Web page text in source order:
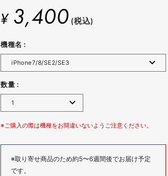
¥ 3,400 (税込)
機種名 :
数量 :
※ご購入の際は機種をお間違いないようご注意ください。
※取り寄せ商品のため約5〜6週間後でお届け予定
です。